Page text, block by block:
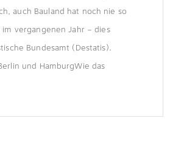
auch Bauland hat noch nie so
vergangenen Jahr – dies
Bundesamt (Destatis).
und HamburgWie das
(Destatis) mitteilt, lag der
Euro pro Quadratmeter.